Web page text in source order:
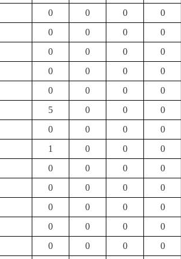
0 0 0 0
0 0 0 0
0 0 0 0
0 0 0 0
0 0 0 0
5 0 0 0
0 0 0 0
1 0 0 0
0 0 0 0
0 0 0 0
0 0 0 0
0 0 0 0
0 0 0 0